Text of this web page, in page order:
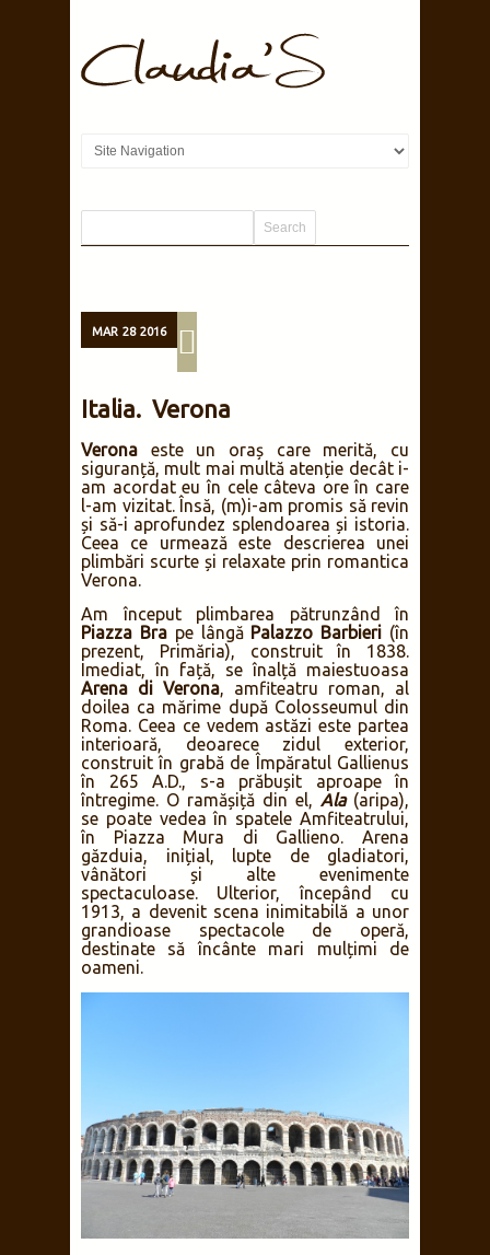
MAR 28 2016
Italia. Verona
Verona este un oraș care merită, cu
siguranță, mult mai multă atenție decât i-
am acordat eu în cele câteva ore în care
l-am vizitat. Însă, (m)i-am promis să revin
și să-i aprofundez splendoarea și istoria.
Ceea ce urmează este descrierea unei
plimbări scurte și relaxate prin romantica
Verona.
Am început plimbarea pătrunzând în
Piazza Brape lângă Palazzo Barbieri (în
prezent, Primăria), construit în 1838.
Imediat, în față, se înalță maiestuoasa
Arena di Verona, amfiteatru roman, al
doilea ca mărime după Colosseumul din
Roma. Ceea ce vedem astăzi este partea
interioară, deoarece zidul exterior,
construit în grabă de Împăratul Gallienus
în 265 A.D., s-a prăbușit aproape în
întregime. O ramășiță din el, Ala(aripa),
se poate vedea în spatele Amfiteatrului,
în Piazza Mura di Gallieno. Arena
găzduia, inițial, lupte de gladiatori,
vânători și alte evenimente
spectaculoase. Ulterior, începând cu
1913, a devenit scena inimitabilă a unor
grandioase spectacole de operă,
destinate să încânte mari mulțimi de
oameni.